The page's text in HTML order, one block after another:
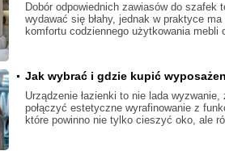
Dobór odpowiednich zawiasów do szafek
wydawać się błahy, jednak w praktyce
komfortu codziennego użytkowania
Jak wybrać i gdzie kupić
Urządzenie łazienki to nie lada
połączyć estetyczne wyrafinowanie z
które powinno nie tylko cieszyć oko, ale